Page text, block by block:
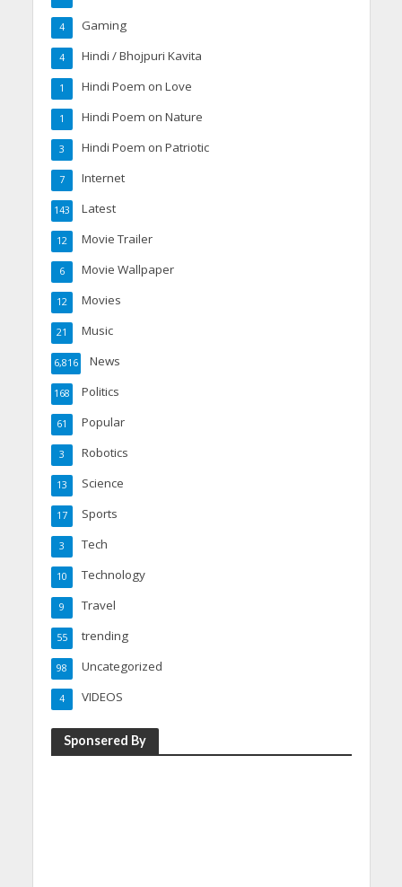
Gaming
4
Hindi / Bhojpuri Kavita
4
Hindi Poem on Love
1
Hindi Poem on Nature
1
Hindi Poem on Patriotic
3
Internet
7
Latest
143
Movie Trailer
12
Movie Wallpaper
6
Movies
12
Music
21
News
6,816
Politics
168
Popular
61
Robotics
3
Science
13
Sports
17
Tech
3
Technology
10
Travel
9
trending
55
Uncategorized
98
VIDEOS
4
Sponsered By